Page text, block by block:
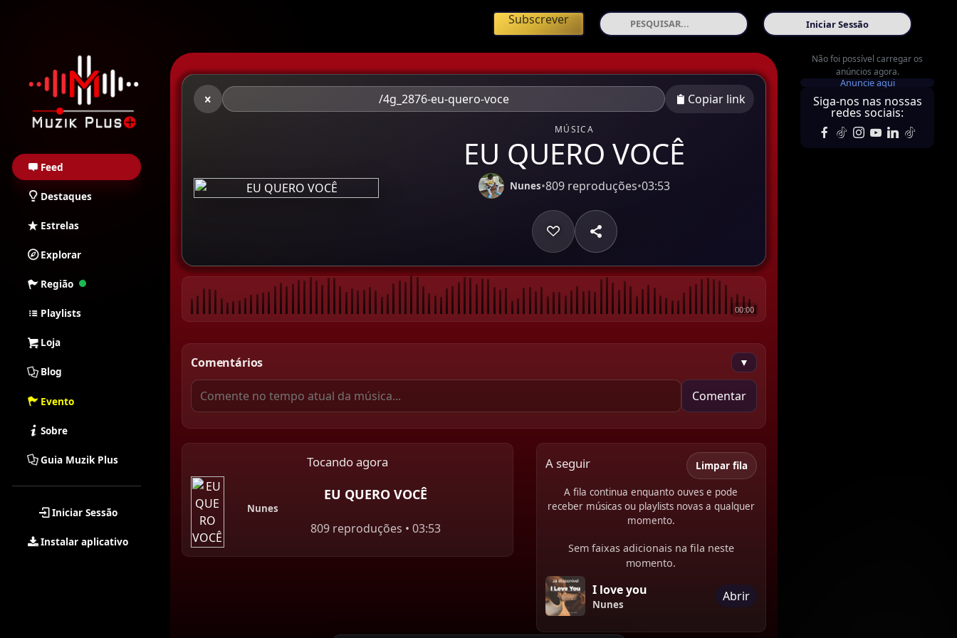
Muzik Plus AO - Streaming de Música Angolana
Feed
Destaques
Estrelas
Explorar
Região
Playlists
Loja
Blog
Evento
Sobre
Guia Muzik Plus
Iniciar Sessão
Instalar aplicativo
Subscrever Iniciar Sessão
/4g_2876-eu-quero-voce Copiar link
MÚSICA
EU QUERO VOCÊ
Nunes•809 reproduções•03:53
00:00
Comentários ▼
Comentar
Tocando agora
EU QUERO VOCÊ
Nunes
809 reproduções • 03:53
A seguir Limpar fila
A fila continua enquanto ouves e pode
receber músicas ou playlists novas a qualquer
momento.
Sem faixas adicionais na fila neste
momento.
I love you
Nunes
Abrir
Não foi possível carregar os
anúncios agora.
Anuncie aqui
Siga-nos nas nossas
redes sociais: